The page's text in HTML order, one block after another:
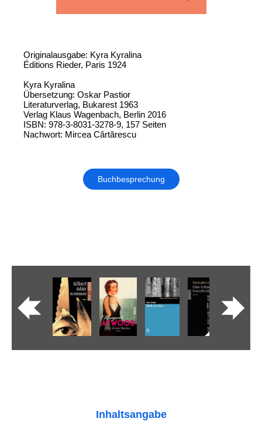
Originalausgabe: Kyra Kyralina
Éditions Rieder, Paris 1924
Kyra Kyralina
Übersetzung: Oskar Pastior
Literaturverlag, Bukarest 1963
Verlag Klaus Wagenbach, Berlin 2016
ISBN: 978-3-8031-3278-9, 157 Seiten
Nachwort: Mircea Cărtărescu
Buchbesprechung
Inhaltsangabe